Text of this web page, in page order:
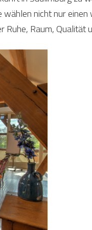
nicht nur
Raum,